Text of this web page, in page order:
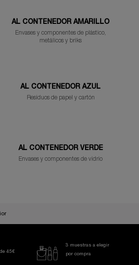
AL CONTENEDOR AMARILLO
Envases y componentes de plástico,
metálicos y briks
AL CONTENEDOR AZUL
Residuos de papel y cartón
AL CONTENEDOR VERDE
Envases y componentes de vidrio
45€
3 muestras a elegir
por compra